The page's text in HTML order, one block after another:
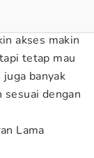
akses makin
tetap mau
banyak
sesuai dengan
Lama